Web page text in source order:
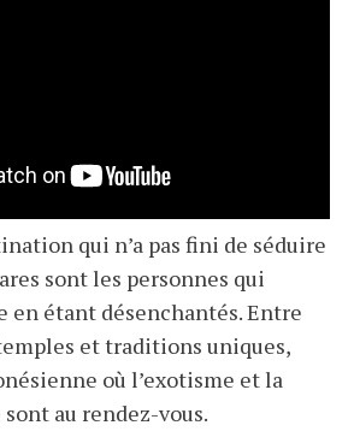
qui n’a pas fini de séduire
sont les personnes qui
étant désenchantés. Entre
et traditions uniques,
où l’exotisme et la
au rendez-vous.